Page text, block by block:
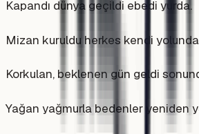
Kapandı dünya geçildi ebedi yurda.
Mizan kuruldu herkes kendi
Korkulan, beklenen gün geldi
Yağan yağmurla bedenler yeniden